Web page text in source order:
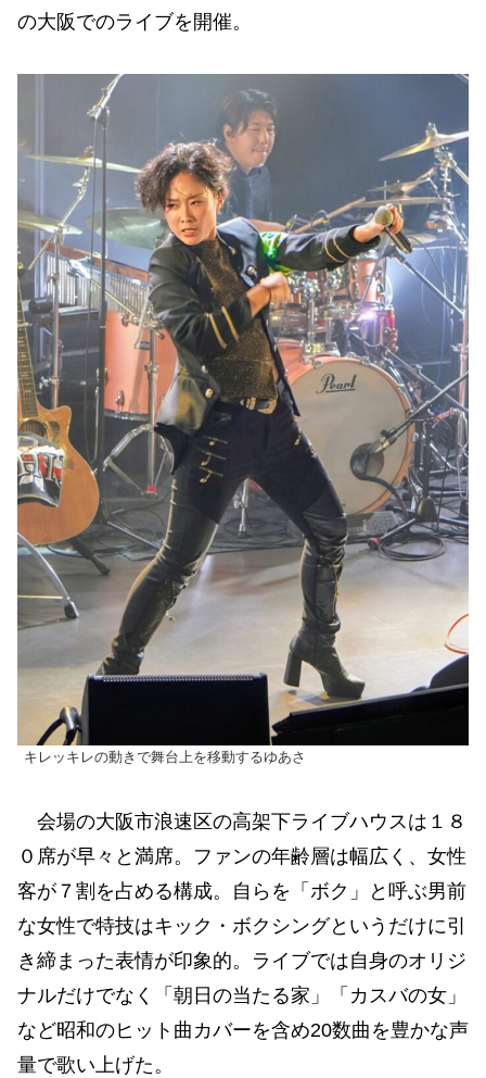
の大阪でのライブを開催。
キレッキレの動きで舞台上を移動するゆあさ
会場の大阪市浪速区の高架下ライブハウスは１８
０席が早々と満席。ファンの年齢層は幅広く、女性
客が７割を占める構成。自らを「ボク」と呼ぶ男前
な女性で特技はキック・ボクシングというだけに引
き締まった表情が印象的。ライブでは自身のオリジ
ナルだけでなく「朝日の当たる家」「カスバの女」
など昭和のヒット曲カバーを含め20数曲を豊かな声
量で歌い上げた。